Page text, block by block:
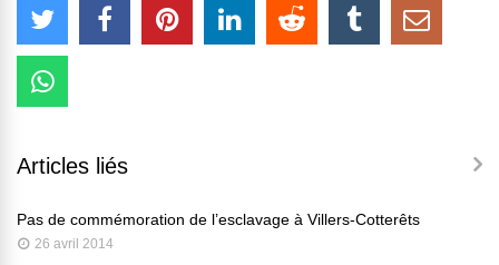
Articles liés
Pas de commémoration de l’esclavage à Villers-Cotterêts
26 avril 2014